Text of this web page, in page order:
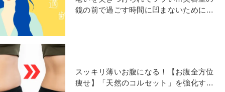
鏡の前で過ごす時間に凹まないためには
スッキリ薄いお腹になる！【お腹全方位
痩せ】「天然のコルセット」を強化する